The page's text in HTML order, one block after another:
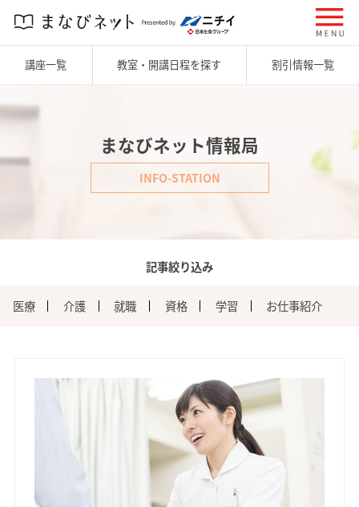
講座一覧 教室・開講日程を探す 割引情報一覧
まなびネット情報局
INFO-STATION
記事絞り込み
医療 介護 就職 資格 学習 お仕事紹介